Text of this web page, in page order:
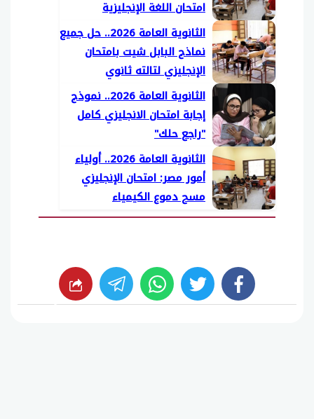
امتحان اللغة الإنجليزية
الثانوية العامة 2026.. حل جميع
نماذج البابل شيت بامتحان
الإنجليزي لتالته ثانوي
الثانوية العامة 2026.. نموذج
إجابة امتحان الانجليزي كامل
"راجع حلك"
الثانوية العامة 2026.. أولياء
أمور مصر: امتحان الإنجليزي
مسح دموع الكيمياء
facebook
twitter
whats شارك